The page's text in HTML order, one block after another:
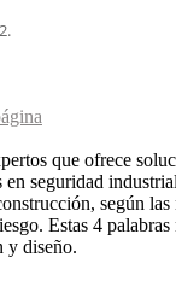
que ofrece
en seguridad
según las
Estas 4
y diseño.